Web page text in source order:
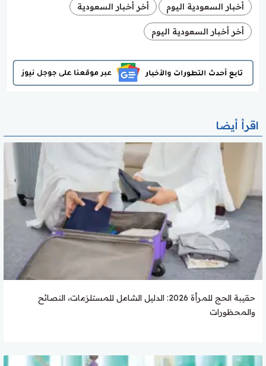
أخبار السعودية اليوم أخر أخبار السعودية
أخر أخبار السعودية اليوم
اقرأ أيضا
حقيبة الحج للمرأة 2026: الدليل الشامل للمستلزمات، النصائح
والمحظورات